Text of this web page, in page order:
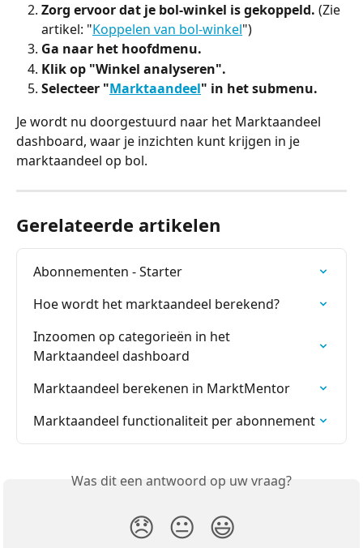
Zorg ervoor dat je bol-winkel is gekoppeld. (Zie
artikel: "Koppelen van bol-winkel")
Ga naar het hoofdmenu.
Klik op "Winkel analyseren".
Selecteer "Marktaandeel" in het submenu.
Je wordt nu doorgestuurd naar het Marktaandeel
dashboard, waar je inzichten kunt krijgen in je
marktaandeel op bol.
Gerelateerde artikelen
Abonnementen - Starter
Hoe wordt het marktaandeel berekend?
Inzoomen op categorieën in het
Marktaandeel dashboard
Marktaandeel berekenen in MarktMentor
Marktaandeel functionaliteit per abonnement
Was dit een antwoord op uw vraag?
😞 😐 😃